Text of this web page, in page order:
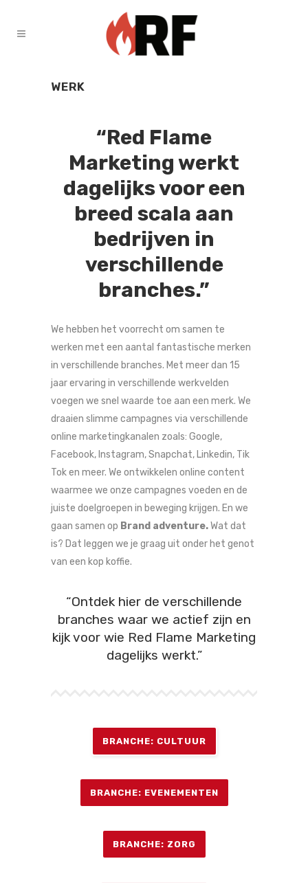
WERK
“Red Flame
Marketing werkt
dagelijks voor een
breed scala aan
bedrijven in
verschillende
branches.”
We hebben het voorrecht om samen te
werken met een aantal fantastische merken
in verschillende branches. Met meer dan 15
jaar ervaring in verschillende werkvelden
voegen we snel waarde toe aan een merk. We
draaien slimme campagnes via verschillende
online marketingkanalen zoals: Google,
Facebook, Instagram, Snapchat, Linkedin, Tik
Tok en meer. We ontwikkelen online content
waarmee we onze campagnes voeden en de
juiste doelgroepen in beweging krijgen. En we
gaan samen op Brand adventure.Wat dat
is? Dat leggen we je graag uit onder het genot
van een kop koffie.
“Ontdek hier de verschillende
branches waar we actief zijn en
kijk voor wie Red Flame Marketing
dagelijks werkt.”
BRANCHE: CULTUUR
BRANCHE: EVENEMENTEN
BRANCHE: ZORG